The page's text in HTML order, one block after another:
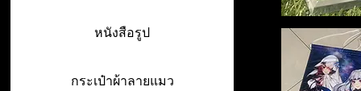
หนังสือรูป
กระเป๋าผ้าลายแมว